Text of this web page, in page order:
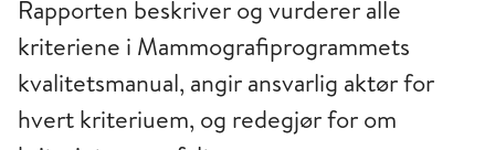
Rapporten beskriver og vurderer alle
kriteriene i Mammografiprogrammets
kvalitetsmanual, angir ansvarlig aktør for
hvert kriteriuem, og redegjør for om